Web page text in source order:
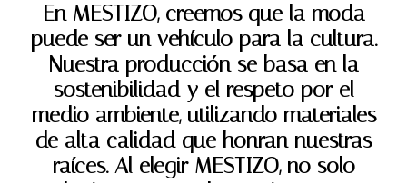
En MESTIZO, creemos que la moda
puede ser un vehículo para la cultura.
Nuestra producción se basa en la
sostenibilidad y el respeto por el
medio ambiente, utilizando materiales
de alta calidad que honran nuestras
raíces. Al elegir MESTIZO, no solo